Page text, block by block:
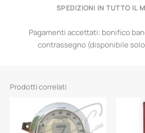
SPEDIZIONI IN TUTTO IL
Pagamenti accettati: bonifico
contrassegno (disponibile
Prodotti correlati